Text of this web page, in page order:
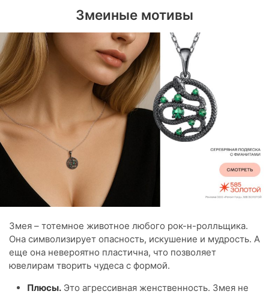
Змеиные мотивы
Змея – тотемное животное любого рок-н-ролльщика.
Она символизирует опасность, искушение и мудрость. А
еще она невероятно пластична, что позволяет
ювелирам творить чудеса с формой.
Плюсы. Это агрессивная женственность. Змея не